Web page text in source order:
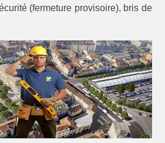
(fermeture provisoire), bris de